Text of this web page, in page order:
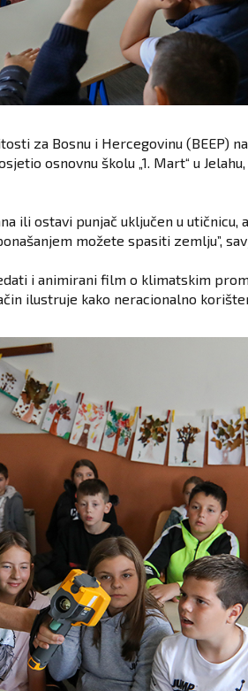
za Bosnu i Hercegovinu (BEEP)
osnovnu školu „1. Mart“ u
ili ostavi punjač uključen u
možete spasiti zemlju”,
i animirani film o klimatskim
ilustruje kako neracionalno